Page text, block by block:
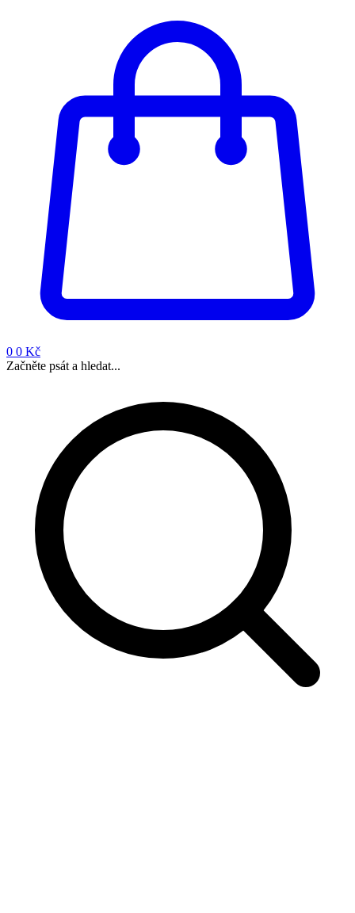
0 0 Kč
Začněte psát a hledat...